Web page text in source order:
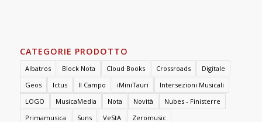
CATEGORIE PRODOTTO
Albatros Block Nota Cloud Books Crossroads
Digitale
Geos
Ictus Il Campo iMiniTauri
Intersezioni Musicali
LOGO
MusicaMedia Nota Novità
Nubes - Finisterre
Primamusica
Suns VeStA Zeromusic